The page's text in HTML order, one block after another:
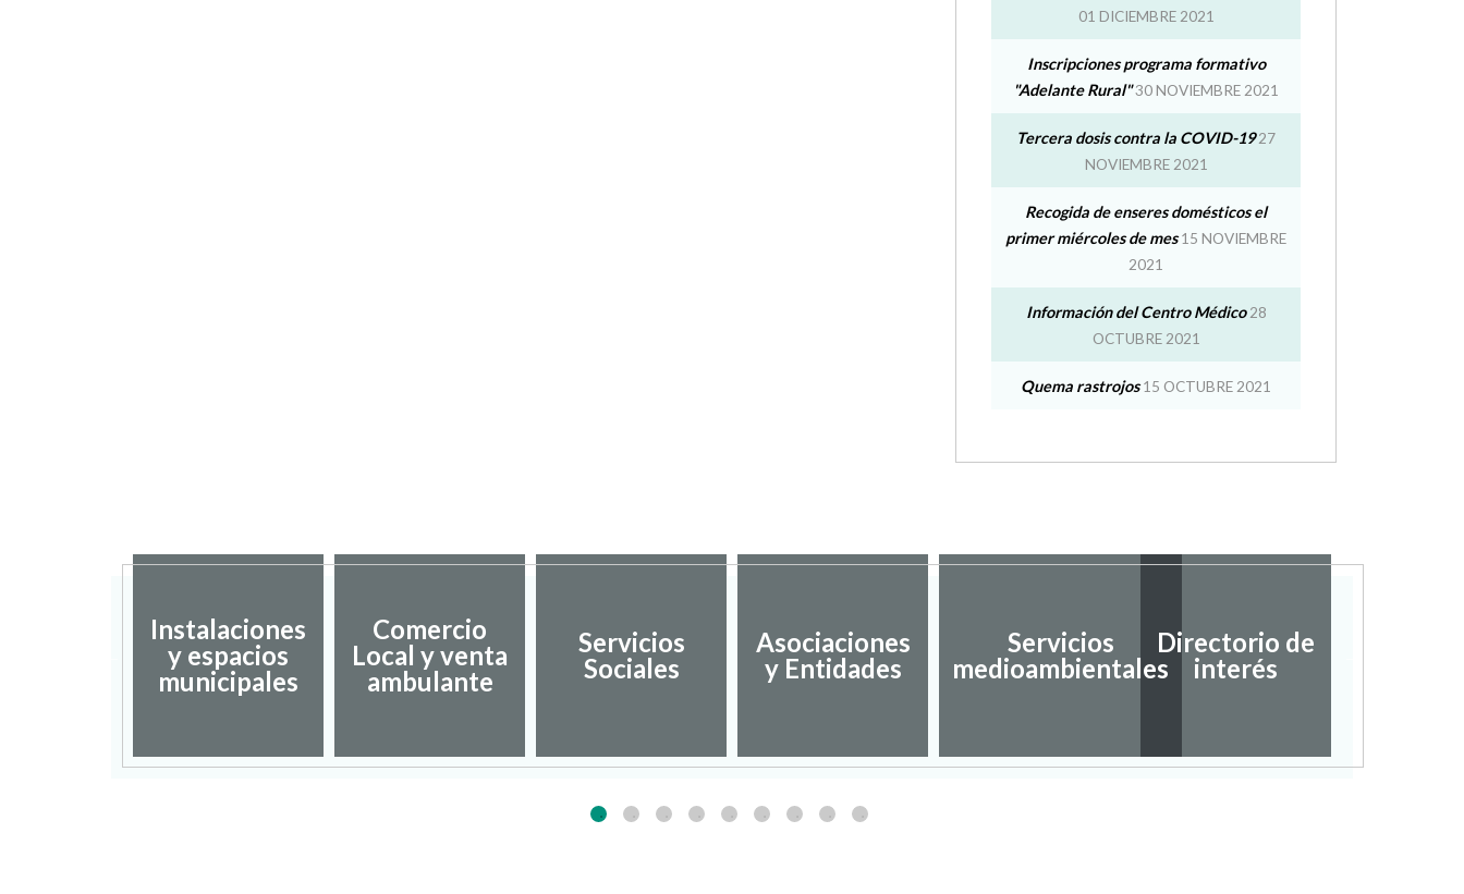
01 DICIEMBRE 2021
Inscripciones programa formativo
"Adelante Rural"30 NOVIEMBRE 2021
Tercera dosis contra la COVID-19 27
NOVIEMBRE 2021
Recogida de enseres domésticos el
primer miércoles de mes 15 NOVIEMBRE
2021
Información del Centro Médico 28
OCTUBRE 2021
Quema rastrojos 15 OCTUBRE 2021
Instalaciones
y espacios
municipales
Comercio
Local y venta
ambulante
Servicios
Sociales
Asociaciones
y Entidades
Servicios
medioambientales
Directorio de
interés